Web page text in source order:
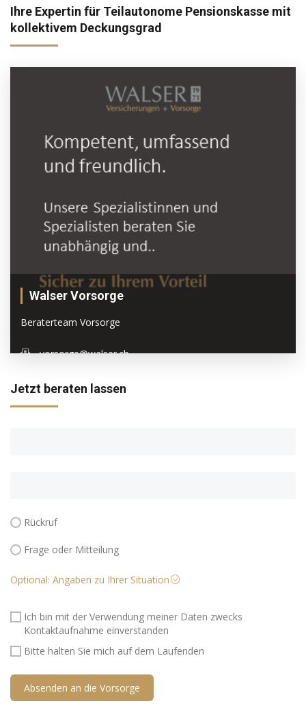
Ihre Expertin für Teilautonome Pensionskasse mit
kollektivem Deckungsgrad
Walser Vorsorge
Beraterteam Vorsorge
vorsorge@walser.ch
Jetzt beraten lassen
Rückruf
Frage oder Mitteilung
Optional: Angaben zu Ihrer Situation
Ich bin mit der Verwendung meiner Daten zwecks
Kontaktaufnahme einverstanden
Bitte halten Sie mich auf dem Laufenden